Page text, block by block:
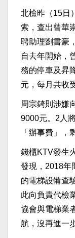
北檢昨（15日
索，查出曾華
聘助理劉書豪
自去年開始，
務的停車及昇
元，每月共收
周宗錡則涉嫌
9000元。2人
「辦事費」，
錢櫃KTV發生
發現，2018年
的電梯設備查
此向負責代檢
協會與電梯業
航，沒再進一